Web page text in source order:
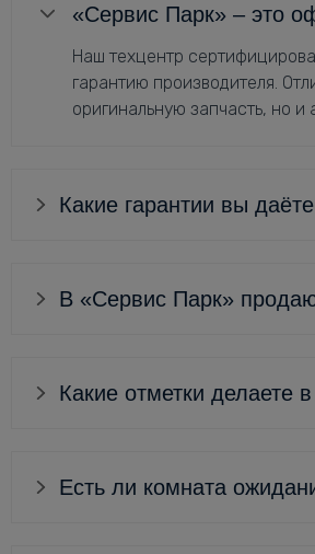
«Сервис Парк» – это
Наш техцентр
гарантию производителя.
оригинальную запчасть, но и
Какие гарантии вы
В «Сервис Парк»
Какие отметки делаете
Есть ли комната